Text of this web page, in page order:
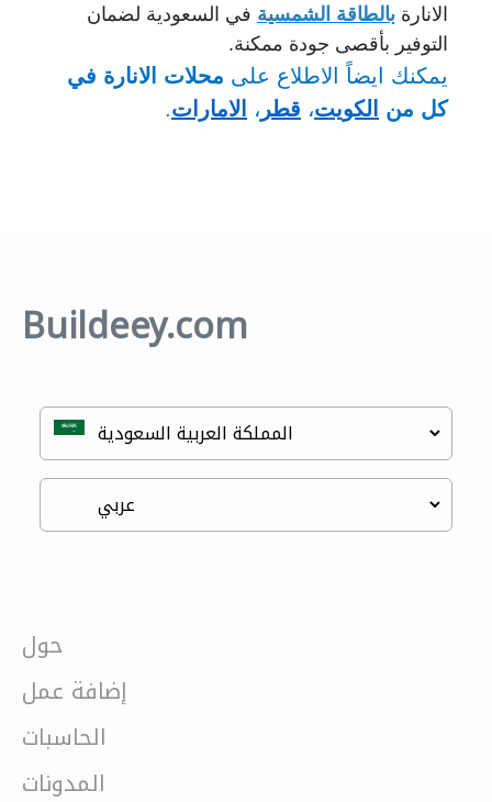
الانارة بالطاقة الشمسية في السعودية لضمان
التوفير بأقصى جودة ممكنة.
يمكنك ايضاً الاطلاع على محلات الانارة في
كل من
الكويت، قطر ، الامارات.
Buildeey.com
حول
إضافة عمل
الحاسبات
المدونات